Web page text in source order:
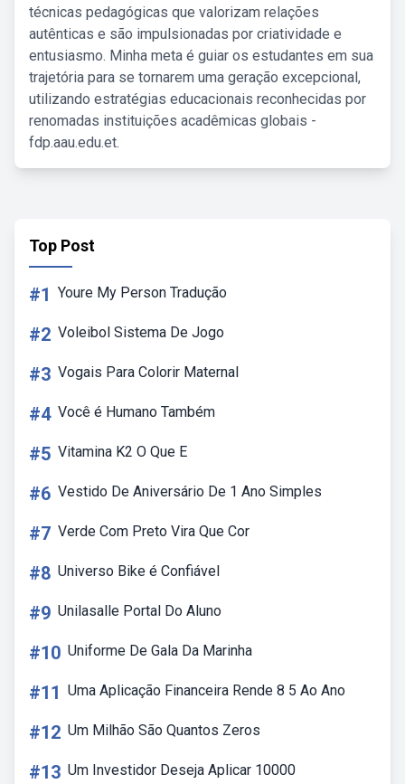
técnicas pedagógicas que valorizam relações
autênticas e são impulsionadas por criatividade e
entusiasmo. Minha meta é guiar os estudantes em sua
trajetória para se tornarem uma geração excepcional,
utilizando estratégias educacionais reconhecidas por
renomadas instituições acadêmicas globais -
fdp.aau.edu.et.
Top Post
#1 Youre My Person Tradução
#2 Voleibol Sistema De Jogo
#3 Vogais Para Colorir Maternal
#4 Você é Humano Também
#5 Vitamina K2 O Que E
#6 Vestido De Aniversário De 1 Ano Simples
#7 Verde Com Preto Vira Que Cor
#8 Universo Bike é Confiável
#9 Unilasalle Portal Do Aluno
#10 Uniforme De Gala Da Marinha
#11 Uma Aplicação Financeira Rende 8 5 Ao Ano
#12 Um Milhão São Quantos Zeros
#13 Um Investidor Deseja Aplicar 10000